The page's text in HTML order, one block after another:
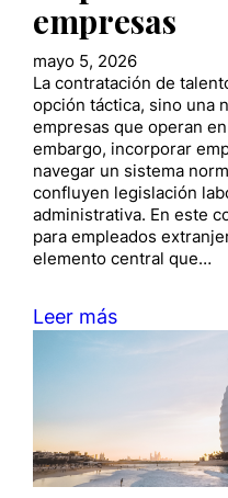
empresas
mayo 5, 2026
La contratación de
opción táctica, sino una
empresas que operan
embargo, incorporar
navegar un sistema
confluyen legislación
administrativa. En este
para empleados
elemento central que…
Leer más